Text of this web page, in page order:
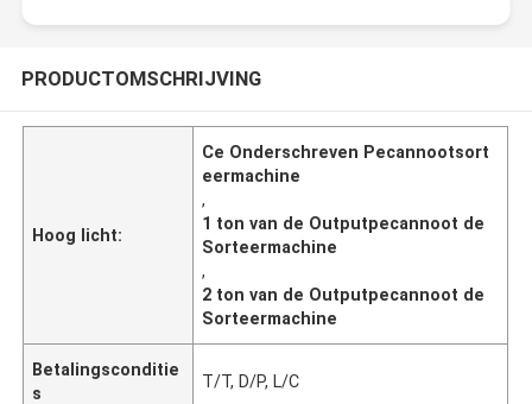
PRODUCTOMSCHRIJVING
Hoog licht:
Ce Onderschreven Pecannootsort
eermachine
,
1 ton van de Outputpecannoot de
Sorteermachine
,
2 ton van de Outputpecannoot de
Sorteermachine
Betalingsconditie
s
T/T, D/P, L/C